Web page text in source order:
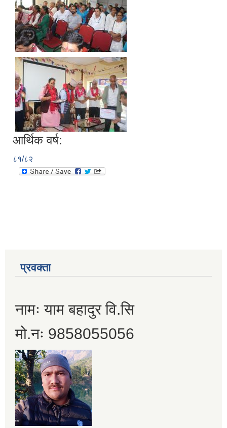
आर्थिक वर्ष:
८१/८२
प्रवक्ता
नामः याम बहादुर वि.सि
मो.नः 9858055056